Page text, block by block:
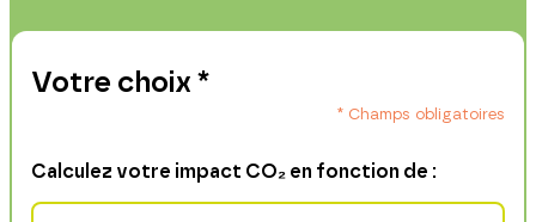
Votre choix *
* Champs obligatoires
Calculez votre impact CO₂ en fonction de :